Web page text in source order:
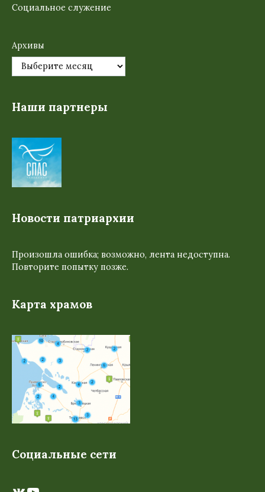
Социальное служение
Архивы
Наши партнеры
Новости патриархии
Произошла ошибка; возможно, лента недоступна.
Повторите попытку позже.
Карта храмов
Социальные сети